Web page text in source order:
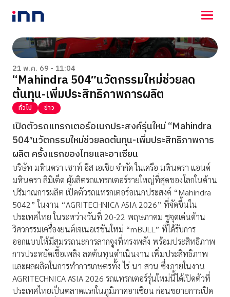
NEWS
ENTERTAINMENT
LIFESTYLE
HOROSCOPE
LOTTERY
VIDEO
ร่วมด้วยช่วยกัน
21 พ.ค. 69 - 11:04
“Mahindra 504″นวัตกรรมใหม่ช่วยลด
ต้นทุน-เพิ่มประสิทธิภาพการผลิต
ทั่วไป ข่าว
เปิดตัวรถแทรกเตอร์อเนกประสงค์รุ่นใหม่ “Mahindra
504″นวัตกรรมใหม่ช่วยลดต้นทุน-เพิ่มประสิทธิภาพการ
ผลิต ครั้งแรกของไทยและอาเซียน
บริษัท มหินดรา เซาท์ อีส เอเชีย จำกัด ในเครือ มหินดรา แอนด์
มหินดรา ลิมิเต็ด ผู้ผลิตรถแทรกเตอร์รายใหญ่ที่สุดของโลกในด้าน
ปริมาณการผลิต เปิดตัวรถแทรกเตอร์อเนกประสงค์ “Mahindra
5042” ในงาน “AGRITECHNICA ASIA 2026” ที่จัดขึ้นใน
ประเทศไทย ในระหว่างวันที่ 20-22 พฤษภาคม ชูจุดเด่นด้าน
วิศวกรรมเครื่องยนต์เจเนอเรชันใหม่ “mBULL” ที่ได้รับการ
ออกแบบให้มีสมรรถนะการลากจูงที่ทรงพลัง พร้อมประสิทธิภาพ
การประหยัดเชื้อเพลิง ลดต้นทุนดำเนินงาน เพิ่มประสิทธิภาพ
และผลผลิตในการทำการเกษตรทั้ง ไร่-นา-สวน ซึ่งภายในงาน
AGRITECHNICA ASIA 2026 รถแทรกเตอร์รุ่นใหม่นี้ได้เปิดตัวที่
ประเทศไทยเป็นตลาดแรกในภูมิภาคอาเซียน ก่อนขยายการเปิด